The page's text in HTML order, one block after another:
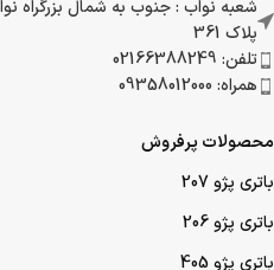
شعبه کرج : 45 متری گلشهر نبش کوچه حسن زاده
تلفن: 02149032000 داخلی 201
پلاک 361
تلفن: 02166388249
همراه: 09358012000
محصولات پرفروش